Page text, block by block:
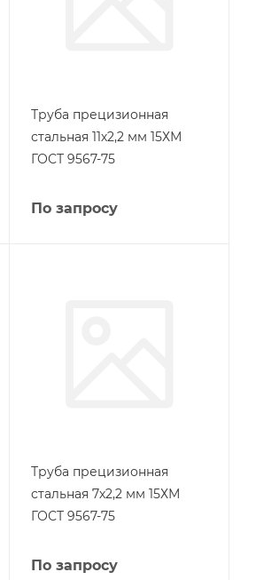
Труба прецизионная
стальная 11х2,2 мм 15ХМ
ГОСТ 9567-75
По запросу
Труба прецизионная
стальная 7х2,2 мм 15ХМ
ГОСТ 9567-75
По запросу